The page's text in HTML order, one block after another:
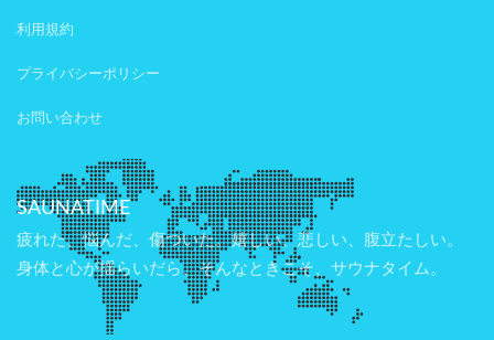
利用規約
プライバシーポリシー
お問い合わせ
SAUNATIME
疲れた、悩んだ、傷ついた。嬉しい、悲しい、腹立たしい。
身体と心が揺らいだら、そんなときこそ、サウナタイム。